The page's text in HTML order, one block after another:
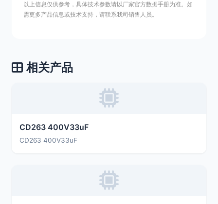
以上信息仅供参考，具体技术参数请以厂家官方数据手册为准。如
需更多产品信息或技术支持，请联系我司销售人员。
相关产品
CD263 400V33uF
CD263 400V33uF